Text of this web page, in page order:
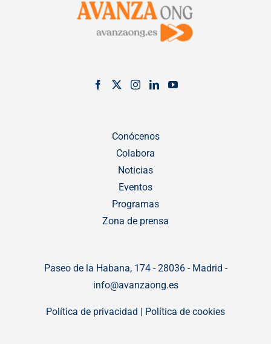
Conócenos
Colabora
Noticias
Eventos
Programas
Zona de prensa
Paseo de la Habana, 174 - 28036 - Madrid -
info@avanzaong.es
Política de privacidad Política de cookies